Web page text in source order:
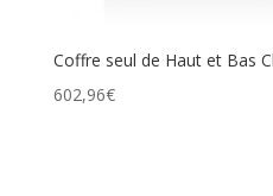
Coffre seul de Haut et Bas
602,96€